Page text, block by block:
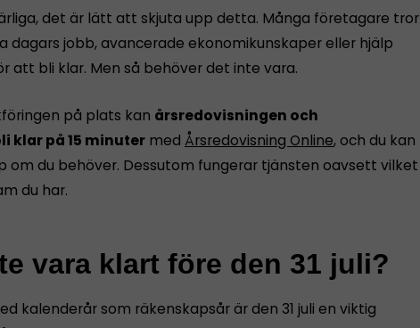
det är lätt att skjuta upp detta. Många företagare tror
dagars jobb, avancerade ekonomikunskaper eller hjälp
att bli klar. Men så behöver det inte vara.
på plats kan årsredovisningen och
klar på 15 minuter med Årsredovisning Online, och du kan
om du behöver. Dessutom fungerar tjänsten oavsett vilket
du har.
vara klart före den 31 juli?
kalenderår som räkenskapsår är den 31 juli en viktig